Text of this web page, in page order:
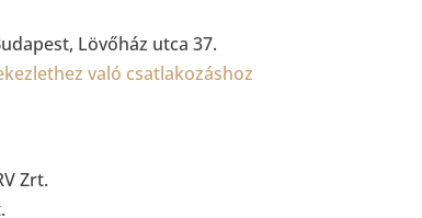
Lövőház utca 37.
való csatlakozáshoz
Zrt.